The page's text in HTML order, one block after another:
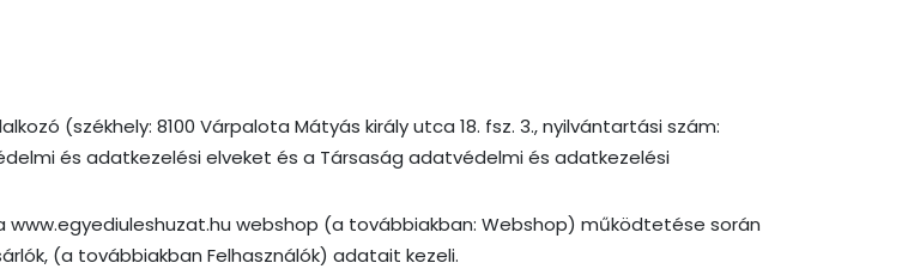
(székhely: 8100 Várpalota Mátyás király utca 18. fsz. 3., nyilvántartási szám:
és adatkezelési elveket és a Társaság adatvédelmi és adatkezelési
webshop (a továbbiakban: Webshop) működtetése során
(a továbbiakban Felhasználók) adatait kezeli.